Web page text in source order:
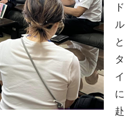
ド
ル
と
タ
イ
に
赴